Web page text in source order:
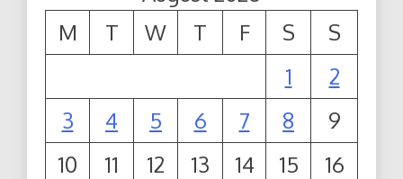
M
T W T F S
S
1
2
3
4 5 6 7 8
9
10
11 12 13 14 15
16